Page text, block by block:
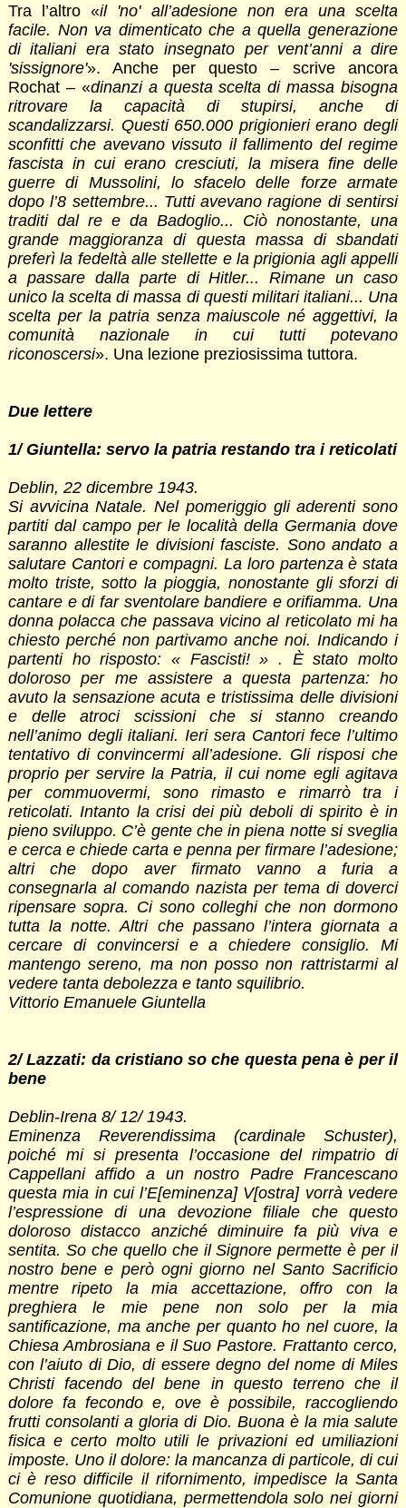
Tra l’altro «il 'no' all’adesione non era una scelta
facile. Non va dimenticato che a quella generazione
di italiani era stato insegnato per vent’anni a dire
'sissignore'». Anche per questo – scrive ancora
Rochat – «dinanzi a questa scelta di massa bisogna
ritrovare la capacità di stupirsi, anche di
scandalizzarsi. Questi 650.000 prigionieri erano degli
sconfitti che avevano vissuto il fallimento del regime
fascista in cui erano cresciuti, la misera fine delle
guerre di Mussolini, lo sfacelo delle forze armate
dopo l’8 settembre... Tutti avevano ragione di sentirsi
traditi dal re e da Badoglio... Ciò nonostante, una
grande maggioranza di questa massa di sbandati
preferì la fedeltà alle stellette e la prigionia agli appelli
a passare dalla parte di Hitler... Rimane un caso
unico la scelta di massa di questi militari italiani... Una
scelta per la patria senza maiuscole né aggettivi, la
comunità nazionale in cui tutti potevano
riconoscersi». Una lezione preziosissima tuttora.
Due lettere
1/ Giuntella: servo la patria restando tra i reticolati
Deblin, 22 dicembre 1943.
Si avvicina Natale. Nel pomeriggio gli aderenti sono
partiti dal campo per le località della Germania dove
saranno allestite le divisioni fasciste. Sono andato a
salutare Cantori e compagni. La loro partenza è stata
molto triste, sotto la pioggia, nonostante gli sforzi di
cantare e di far sventolare bandiere e orifiamma. Una
donna polacca che passava vicino al reticolato mi ha
chiesto perché non partivamo anche noi. Indicando i
partenti ho risposto: « Fascisti! » . È stato molto
doloroso per me assistere a questa partenza: ho
avuto la sensazione acuta e tristissima delle divisioni
e delle atroci scissioni che si stanno creando
nell’animo degli italiani. Ieri sera Cantori fece l’ultimo
tentativo di convincermi all’adesione. Gli risposi che
proprio per servire la Patria, il cui nome egli agitava
per commuovermi, sono rimasto e rimarrò tra i
reticolati. Intanto la crisi dei più deboli di spirito è in
pieno sviluppo. C’è gente che in piena notte si sveglia
e cerca e chiede carta e penna per firmare l’adesione;
altri che dopo aver firmato vanno a furia a
consegnarla al comando nazista per tema di doverci
ripensare sopra. Ci sono colleghi che non dormono
tutta la notte. Altri che passano l’intera giornata a
cercare di convincersi e a chiedere consiglio. Mi
mantengo sereno, ma non posso non rattristarmi al
vedere tanta debolezza e tanto squilibrio.
Vittorio Emanuele Giuntella
2/ Lazzati: da cristiano so che questa pena è per il
bene
Deblin-Irena 8/ 12/ 1943.
Eminenza Reverendissima (cardinale Schuster),
poiché mi si presenta l’occasione del rimpatrio di
Cappellani affido a un nostro Padre Francescano
questa mia in cui l’E[eminenza] V[ostra] vorrà vedere
l’espressione di una devozione filiale che questo
doloroso distacco anziché diminuire fa più viva e
sentita. So che quello che il Signore permette è per il
nostro bene e però ogni giorno nel Santo Sacrificio
mentre ripeto la mia accettazione, offro con la
preghiera le mie pene non solo per la mia
santificazione, ma anche per quanto ho nel cuore, la
Chiesa Ambrosiana e il Suo Pastore. Frattanto cerco,
con l’aiuto di Dio, di essere degno del nome di Miles
Christi facendo del bene in questo terreno che il
dolore fa fecondo e, ove è possibile, raccogliendo
frutti consolanti a gloria di Dio. Buona è la mia salute
fisica e certo molto utili le privazioni ed umiliazioni
imposte. Uno il dolore: la mancanza di particole, di cui
ci è reso difficile il rifornimento, impedisce la Santa
Comunione quotidiana, permettendola solo nei giorni